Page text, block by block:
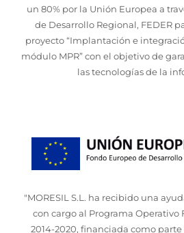
un 80% por la Unión Europea a
de Desarrollo Regional, FEDER
proyecto “Implantación e
módulo MPR” con el objetivo de
las tecnologías de la
"MORESIL S.L. ha recibido una
con cargo al Programa Operativo
2014-2020, financiada como